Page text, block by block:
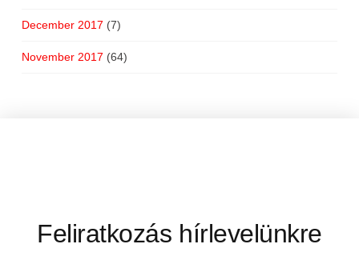
December 2017 (7)
November 2017 (64)
Feliratkozás hírlevelünkre